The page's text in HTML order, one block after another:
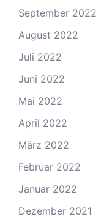
September 2022
August 2022
Juli 2022
Juni 2022
Mai 2022
April 2022
März 2022
Februar 2022
Januar 2022
Dezember 2021